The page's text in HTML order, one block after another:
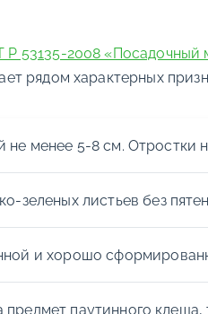
Р 53135-2008 «Посадочный
рядом характерных
менее 5-8 см. Отростки
листьев без
и хорошо
паутинного